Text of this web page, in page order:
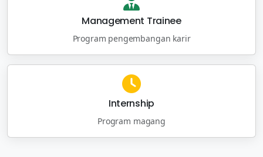
Management Trainee
Program pengembangan karir
Internship
Program magang